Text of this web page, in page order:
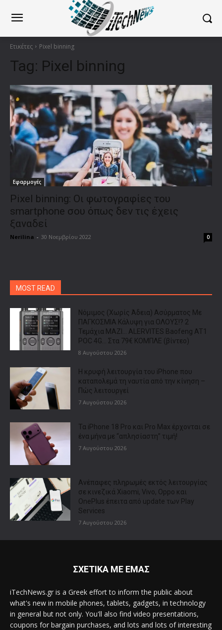
Ετικέτες Pixel binning
Tag: Pixel binning
Εφαρμογές
Pixel binning: Οι φωτογραφίες του
smartphone σου όπως δεν τις έχεις
ξαναδεί
Nerilina - 30 Νοεμβρίου 2022 0
MOST READ
Νόμιμος (Χωρίς Άδεια) Ασύρματος Με
ΠΑΓΚΟΣΜΙΑ Κάλυψη για ΟΛΟΥΣ!? 2
Τεμάχια ΜΑΖΙ… ALERVITES Baofeng AT1
POC 4G… Στα 79€ ΚΟΜΠΛΕ (βίντεο)
8 Αυγούστου 2026
Η κρυφή λειτουργία του iPhone που
καταπολεμά τη ναυτία από την κίνηση –
Πώς λειτουργεί
7 Αυγούστου 2026
Τα iPhone 18 Pro και Pro Max έρχονται σε
ένα μήνα με “απλησίαστη” τιμή!
7 Αυγούστου 2026
Ανέπαφες πληρωμές εκτός λειτουργίας
σε κινεζικά Xiaomi, Vivo, Oppo και
OnePlus έπειτα από update των Play
Services
7 Αυγούστου 2026
ΣΧΕΤΙΚΑ ΜΕ ΕΜΑΣ
iTechNews.gr is a Greek effort to inform the public about
what's new in mobile phones, tablets, gadgets, in technology
in general but not only. You'll also find video presentations,
coupons for bargain purchases, and lots and lots of interesting